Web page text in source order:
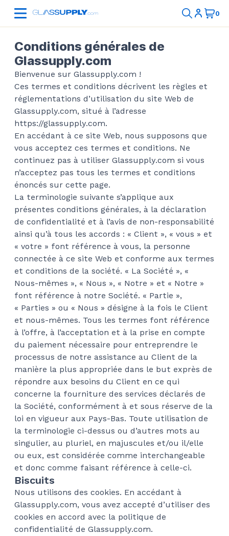
Conditions générales de
Glassupply.com
Bienvenue sur Glassupply.com !
Ces termes et conditions décrivent les règles et
réglementations d’utilisation du site Web de
Glassupply.com, situé à l’adresse
https://glassupply.com.
En accédant à ce site Web, nous supposons que
vous acceptez ces termes et conditions. Ne
continuez pas à utiliser Glassupply.com si vous
n’acceptez pas tous les termes et conditions
énoncés sur cette page.
La terminologie suivante s’applique aux
présentes conditions générales, à la déclaration
de confidentialité et à l’avis de non-responsabilité
ainsi qu’à tous les accords : « Client », « vous » et
« votre » font référence à vous, la personne
connectée à ce site Web et conforme aux termes
et conditions de la société. « La Société », «
Nous-mêmes », « Nous », « Notre » et « Notre »
font référence à notre Société. « Partie »,
« Parties » ou « Nous » désigne à la fois le Client
et nous-mêmes. Tous les termes font référence
à l’offre, à l’acceptation et à la prise en compte
du paiement nécessaire pour entreprendre le
processus de notre assistance au Client de la
manière la plus appropriée dans le but exprès de
répondre aux besoins du Client en ce qui
concerne la fourniture des services déclarés de
la Société, conformément à et sous réserve de la
loi en vigueur aux Pays-Bas. Toute utilisation de
la terminologie ci-dessus ou d’autres mots au
singulier, au pluriel, en majuscules et/ou il/elle
ou eux, est considérée comme interchangeable
et donc comme faisant référence à celle-ci.
Biscuits
Nous utilisons des cookies. En accédant à
Glassupply.com, vous avez accepté d’utiliser des
cookies en accord avec la politique de
confidentialité de Glassupply.com.